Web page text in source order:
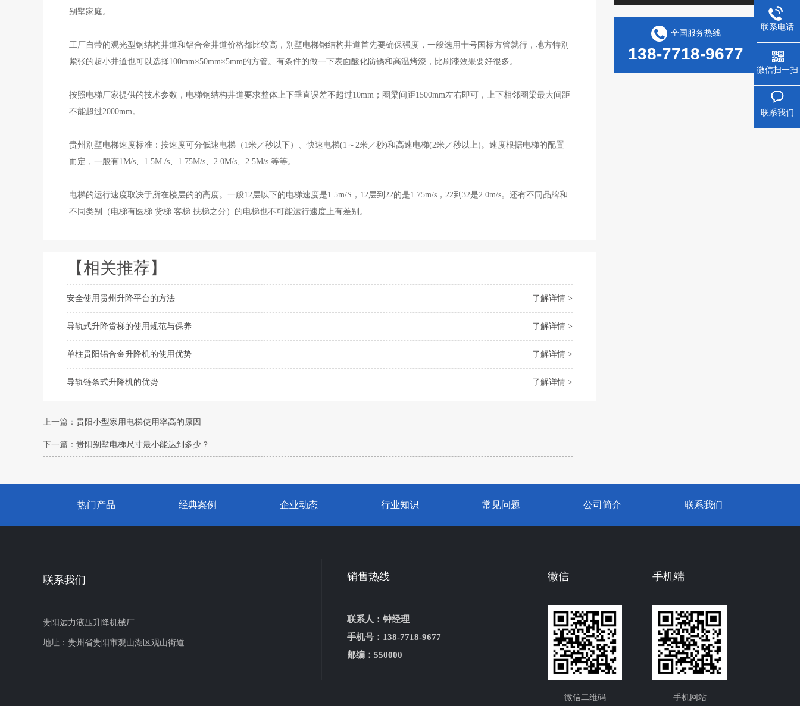
别墅家庭。
工厂自带的观光型钢结构井道和铝合金井道价格都比较高，别墅电梯钢结构井道首先要确保强度，一般选用十号国标方管就行，地方特别
紧张的超小井道也可以选择100mm×50mm×5mm的方管。有条件的做一下表面酸化防锈和高温烤漆，比刷漆效果要好很多。
按照电梯厂家提供的技术参数，电梯钢结构井道要求整体上下垂直误差不超过10mm；圈梁间距1500mm左右即可，上下相邻圈梁最大间距
不能超过2000mm。
贵州别墅电梯速度标准：按速度可分低速电梯（1米／秒以下）、快速电梯(1～2米／秒)和高速电梯(2米／秒以上)。速度根据电梯的配置
而定，一般有1M/s、1.5M /s、1.75M/s、2.0M/s、2.5M/s 等等。
电梯的运行速度取决于所在楼层的的高度。一般12层以下的电梯速度是1.5m/S，12层到22的是1.75m/s，22到32是2.0m/s。还有不同品牌和
不同类别（电梯有医梯 货梯 客梯 扶梯之分）的电梯也不可能运行速度上有差别。
【相关推荐】
了解详情 >
安全使用贵州升降平台的方法
了解详情 >
导轨式升降货梯的使用规范与保养
了解详情 >
单柱贵阳铝合金升降机的使用优势
了解详情 >
导轨链条式升降机的优势
上一篇： 贵阳小型家用电梯使用率高的原因
下一篇： 贵阳别墅电梯尺寸最小能达到多少？
全国服务热线
138-7718-9677
热门产品 经典案例 企业动态 行业知识 常见问题 公司简介 联系我们
联系我们
贵阳远力液压升降机械厂
地址：贵州省贵阳市观山湖区观山街道
销售热线
联系人：钟经理
手机号：138-7718-9677
邮编：550000
手机端
手机网站
微信
微信二维码
联系电话
微信扫一扫
联系我们